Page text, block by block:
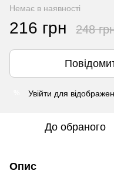
Немає в наявності
216 грн 248
Увійти для
До обраного
Опис